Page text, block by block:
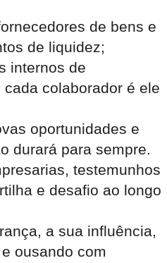
de bens e
de liquidez;
internos de
colaborador é ele
oportunidades e
durará para sempre.
testemunhos
e desafio ao longo
a sua influência,
ousando com